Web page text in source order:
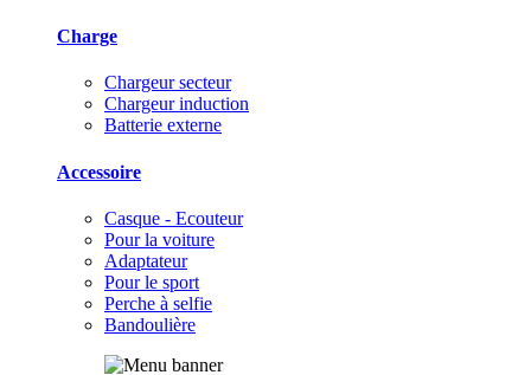
Charge
Chargeur secteur
Chargeur induction
Batterie externe
Accessoire
Casque - Ecouteur
Pour la voiture
Adaptateur
Pour le sport
Perche à selfie
Bandoulière